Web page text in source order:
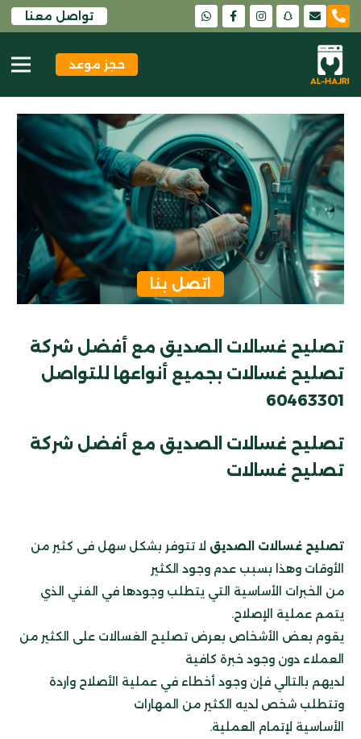
snapchat تواصل معنا
حجز موعد
اتصل بنا
تصليح غسالات الصديق مع أفضل شركة
تصليح غسالات بجميع أنواعها للتواصل
60463301
تصليح غسالات الصديق مع أفضل شركة
تصليح غسالات
تصليح غسالات الصديق لا تتوفر بشكل سهل فى كثير من
الأوقات وهذا بسبب عدم وجود الكثير
من الخبرات الأساسية التي يتطلب وجودها في الفني الذي
يتمم عملية الإصلاح.
يقوم بعض الأشخاص بعرض تصليح الغسالات على الكثير من
العملاء دون وجود خبرة كافية
لديهم بالتالي فإن وجود أخطاء في عملية الأصلاح واردة
وتتطلب شخص لديه الكثير من المهارات
الأساسية لإتمام العملية.